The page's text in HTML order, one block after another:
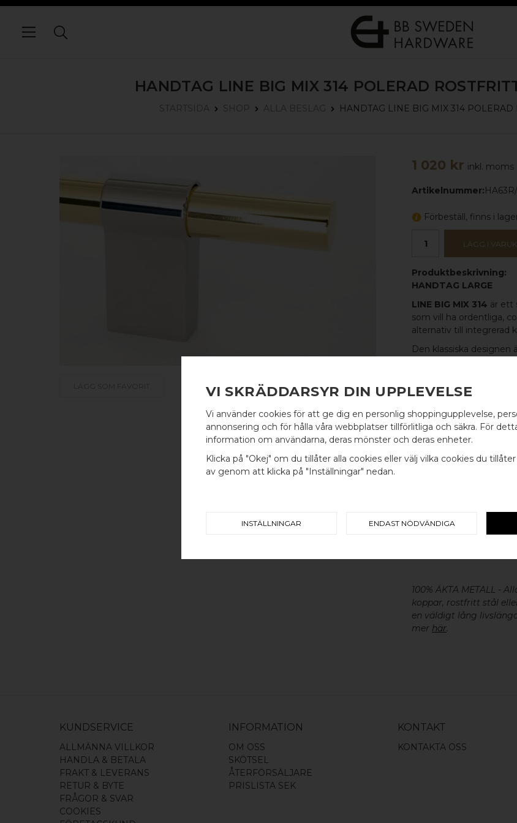
WELCOME TO
BB SWEDEN HARDWARE
Välj land / Choose country
HANDTAG LINE BIG MIX 314 POLERAD
STARTSIDA SHOP ALLA BESLAG HANDTAG LINE BIG MIX 314 POLERAD
1 020 kr inkl. moms
Artikelnummer:
Förbeställ, finns i
LÄGG I
Produktbeskrivning:
HANDTAG LARGE
LINE BIG MIX 314 är ett
som vill ha ordentliga,
alternativ till integrerad
Den klassiska
MATERIAL
FOT:100% POLERAD
PINNE:100% POLERAT
MÅTT
100% ÄKTA METALL -
koppar, rostfritt stål
en väldigt lång
mer här.
KUNDSERVICE
ALLMÄNNA VILLKOR
HANDLA & BETALA
FRAKT & LEVERANS
RETUR & BYTE
FRÅGOR & SVAR
COOKIES
INFORMATION
OM OSS
SKÖTSEL
ÅTERFÖRSÄLJARE
PRISLISTA SEK
KONTAKT
KONTAKTA OSS
VI SKRÄDDARSYR DIN UPPLEVELSE
Vi använder cookies för att ge dig en personlig shoppingupplevelse,
annonsering och för hålla våra webbplatser tillförlitliga och säkra. För
information om användarna, deras mönster och deras enheter.
Klicka på "Okej" om du tillåter alla cookies eller välj vilka cookies du
av genom att klicka på "Inställningar" nedan.
INSTÄLLNINGAR ENDAST NÖDVÄNDIGA